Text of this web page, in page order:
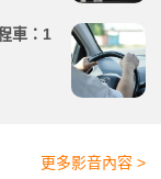
車：1
更多影音內容 >